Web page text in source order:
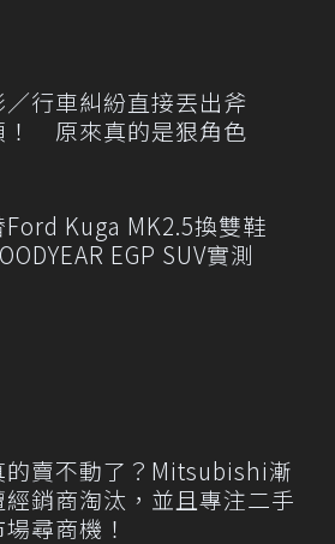
／行車糾紛直接丟出斧
！ 原來真的是狠角色
Ford Kuga MK2.5換雙鞋
EGP SUV實測
的賣不動了？Mitsubishi漸
經銷商淘汰，並且專注二手
場尋商機！